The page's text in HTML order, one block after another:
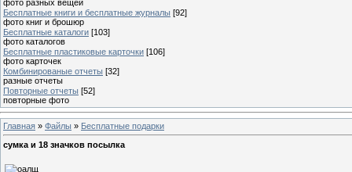
фото разных вещей
Бесплатные книги и бесплатные журналы [92]
фото книг и брошюр
Бесплатные каталоги [103]
фото каталогов
Бесплатные пластиковые карточки [106]
фото карточек
Комбинированые отчеты [32]
разные отчеты
Повторные отчеты [52]
повторные фото
Главная » Файлы » Бесплатные подарки
сумка и 18 значков посылка